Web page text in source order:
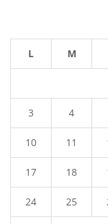
L M
3 4
10 11
17 18
24 25